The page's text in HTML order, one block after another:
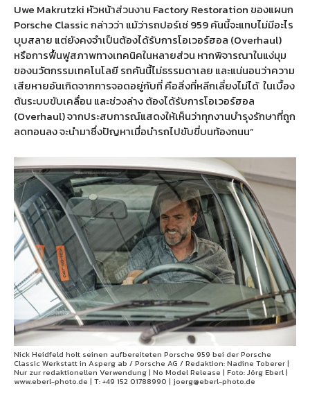
Uwe Makrutzki หัวหน้าส่วนงาน Factory Restoration ของแผนก
Porsche Classic กล่าวว่า แม้ว่ารถปอร์เช่ 959 คันนี้จะแทบไม่มีอะไร
บุบสลาย แต่ยังคงจำเป็นต้องได้รับการโอเวอร์ฮอล (Overhaul)
หรือการฟื้นฟูสภาพทางเทคนิคในหลายส่วน หากพิจารณาในแง่มุม
ของนวัตกรรมเทคโนโลยี รถคันนี้ไม่ธรรมดาเลย และแน่นอนว่าความ
เสียหายอันเกิดจากการจอดอยู่กับที่ คือสิ่งที่หลีกเลี่ยงไม่ได้ ในเบื้อง
ต้นระบบขับเคลื่อน และช่วงล่าง ต้องได้รับการโอเวอร์ฮอล
(Overhaul) จากประสบการณ์แสดงให้เห็นว่าทุกงานบำรุงรักษาที่ถูก
ลดทอนลง จะนำมาซึ่งปัญหาเมื่อนำรถไปขับขี่บนท้องถนน”
Nick Heidfeld holt seinen aufbereiteten Porsche 959 bei der Porsche
Classic Werkstatt in Asperg ab / Porsche AG / Redaktion: Nadine Toberer |
Nur zur redaktionellen Verwendung | No Model Release | Foto: Jörg Eberl |
www.eberl-photo.de | T: +49 152 01788990 | joerg@eberl-photo.de